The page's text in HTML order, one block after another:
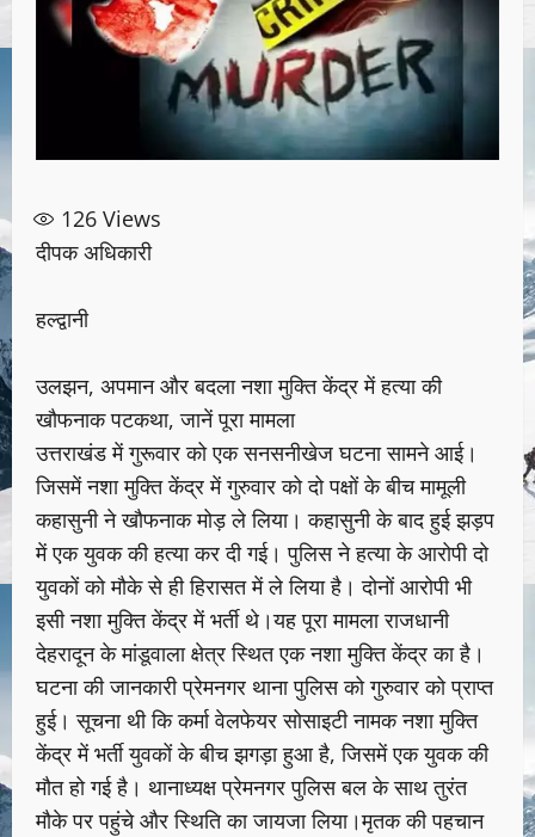
126 Views
दीपक अधिकारी
हल्द्वानी
उलझन, अपमान और बदला नशा मुक्ति केंद्र में हत्या की
खौफनाक पटकथा, जानें पूरा मामला
उत्तराखंड में गुरूवार को एक सनसनीखेज घटना सामने आई।
जिसमें नशा मुक्ति केंद्र में गुरुवार को दो पक्षों के बीच मामूली
कहासुनी ने खौफनाक मोड़ ले लिया। कहासुनी के बाद हुई झड़प
में एक युवक की हत्या कर दी गई। पुलिस ने हत्या के आरोपी दो
युवकों को मौके से ही हिरासत में ले लिया है। दोनों आरोपी भी
इसी नशा मुक्ति केंद्र में भर्ती थे।यह पूरा मामला राजधानी
देहरादून के मांडूवाला क्षेत्र स्थित एक नशा मुक्ति केंद्र का है।
घटना की जानकारी प्रेमनगर थाना पुलिस को गुरुवार को प्राप्त
हुई। सूचना थी कि कर्मा वेलफेयर सोसाइटी नामक नशा मुक्ति
केंद्र में भर्ती युवकों के बीच झगड़ा हुआ है, जिसमें एक युवक की
मौत हो गई है। थानाध्यक्ष प्रेमनगर पुलिस बल के साथ तुरंत
मौके पर पहुंचे और स्थिति का जायजा लिया।मृतक की पहचान